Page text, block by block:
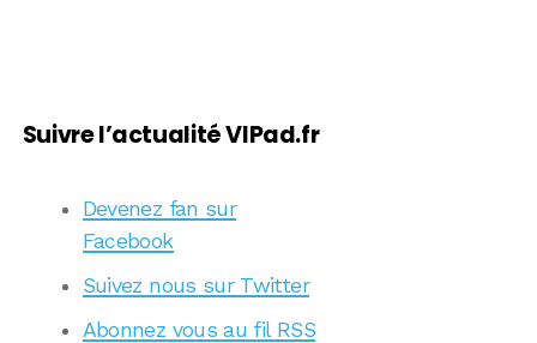
Suivre l’actualité VIPad.fr
Devenez fan sur
Facebook
Suivez nous sur Twitter
Abonnez vous au fil RSS